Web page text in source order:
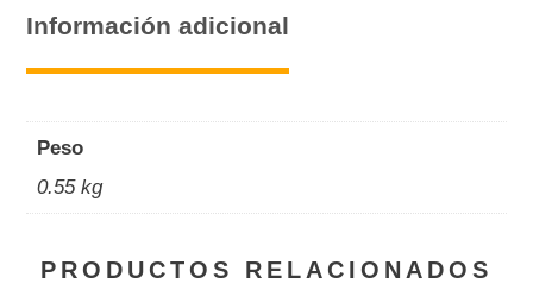
AInformación adicional
Peso
0.55 kg
PRODUCTOS RELACIONADOS